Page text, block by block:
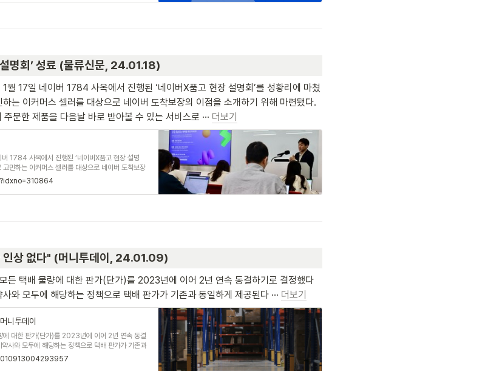
명회’ 성료 (물류신문, 24.01.18)
월 17일 네이버 1784 사옥에서 진행된 ‘네이버X품고 현장 설명회’를 성황리에 마쳤
는 이커머스 셀러를 대상으로 네이버 도착보장의 이점을 소개하기 위해 마련됐다.
문한 제품을 다음날 바로 받아볼 수 있는 서비스로 ··· 더보기
1784 사옥에서 진행된 ‘네이버X품고 현장 설명
민하는 이커머스 셀러를 대상으로 네이버 도착보장
준 밤 12시 전까지 주문한 제품을 다음날 바로 받아
의 파트너사로서 셀러들에게 도착보장 서비스
되었다. 오프라인
인상 없다" (머니투데이, 24.01.09)
든 택배 물량에 대한 판가(단가)를 2023년에 이어 2년 연속 동결하기로 결정했다
와 모두에 해당하는 정책으로 택배 판가가 기존과 동일하게 제공된다 ··· 더보기
니투데이
대한 판가(단가)를 2023년에 이어 2년 연속 동결
사와 모두에 해당하는 정책으로 택배 판가가 기존과
기 때문에 원가에 해당하는 택배비 인상분을 자연히